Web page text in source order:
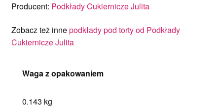
Producent: Podkłady Cukiernicze Julita
Zobacz też innepodkłady pod torty od Podkłady
Cukiernicze Julita
Waga z opakowaniem
0.143 kg